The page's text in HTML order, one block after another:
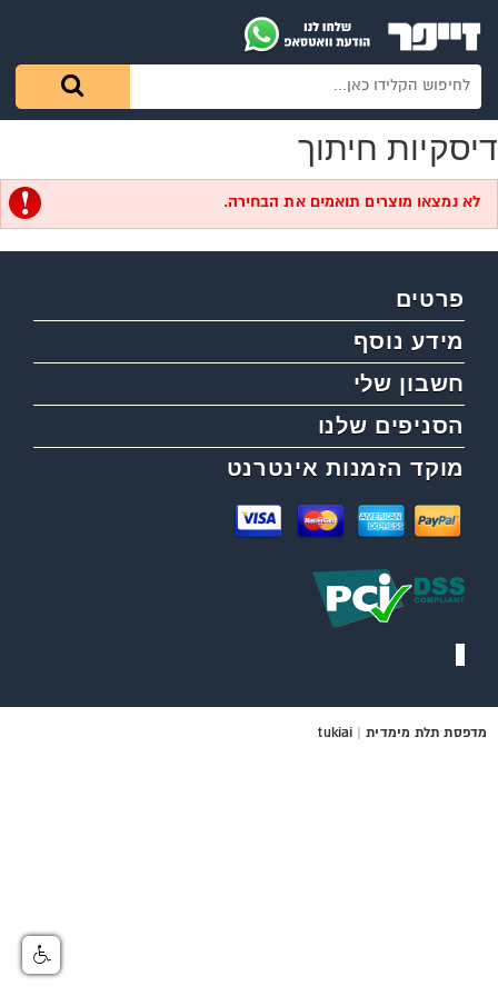
דיסקיות חיתוך
לא נמצאו מוצרים תואמים את הבחירה.
פרטים
מידע נוסף
חשבון שלי
הסניפים שלנו
מוקד הזמנות אינטרנט
מדפסת תלת מימדית|
tukiai